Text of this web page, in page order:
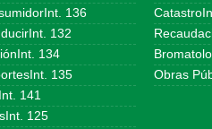
136
132
134
135
141
125
Obras